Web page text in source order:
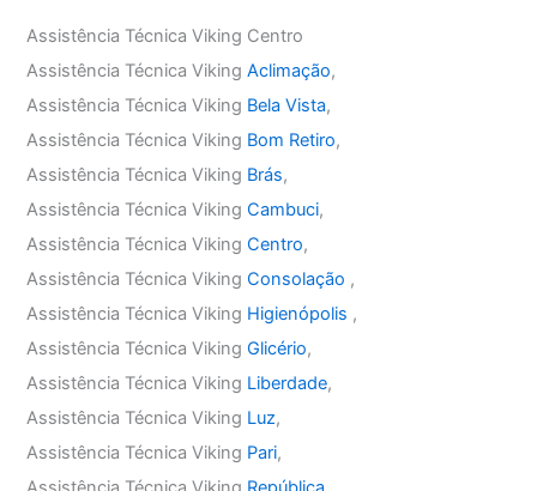
Assistência Técnica Viking Centro
Assistência Técnica VikingAclimação,
Assistência Técnica Viking Bela Vista,
Assistência Técnica Viking Bom Retiro,
Assistência Técnica Viking Brás,
Assistência Técnica VikingCambuci,
Assistência Técnica VikingCentro,
Assistência Técnica VikingConsolação ,
Assistência Técnica Viking Higienópolis ,
Assistência Técnica VikingGlicério,
Assistência Técnica Viking Liberdade,
Assistência Técnica Viking Luz,
Assistência Técnica Viking Pari,